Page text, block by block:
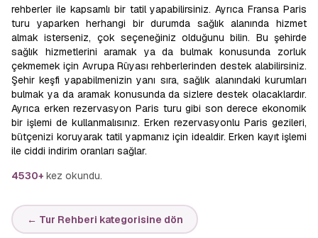
rehberler ile kapsamlı bir tatil yapabilirsiniz. Ayrıca Fransa Paris
turu yaparken herhangi bir durumda sağlık alanında hizmet
almak isterseniz, çok seçeneğiniz olduğunu bilin. Bu şehirde
sağlık hizmetlerini aramak ya da bulmak konusunda zorluk
çekmemek için Avrupa Rüyası rehberlerinden destek alabilirsiniz.
Şehir keşfi yapabilmenizin yanı sıra, sağlık alanındaki kurumları
bulmak ya da aramak konusunda da sizlere destek olacaklardır.
Ayrıca erken rezervasyon Paris turu gibi son derece ekonomik
bir işlemi de kullanmalısınız. Erken rezervasyonlu Paris gezileri,
bütçenizi koruyarak tatil yapmanız için idealdir. Erken kayıt işlemi
ile ciddi indirim oranları sağlar.
4530+ kez okundu.
← Tur Rehberi kategorisine dön